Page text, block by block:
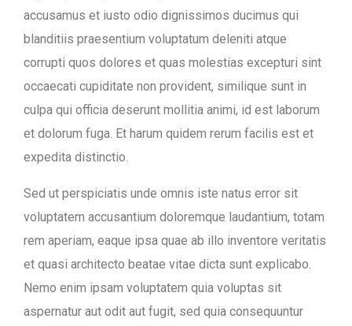
accusamus et iusto odio dignissimos ducimus qui
blanditiis praesentium voluptatum deleniti atque
corrupti quos dolores et quas molestias excepturi sint
occaecati cupiditate non provident, similique sunt in
culpa qui officia deserunt mollitia animi, id est laborum
et dolorum fuga. Et harum quidem rerum facilis est et
expedita distinctio.
Sed ut perspiciatis unde omnis iste natus error sit
voluptatem accusantium doloremque laudantium, totam
rem aperiam, eaque ipsa quae ab illo inventore veritatis
et quasi architecto beatae vitae dicta sunt explicabo.
Nemo enim ipsam voluptatem quia voluptas sit
aspernatur aut odit aut fugit, sed quia consequuntur